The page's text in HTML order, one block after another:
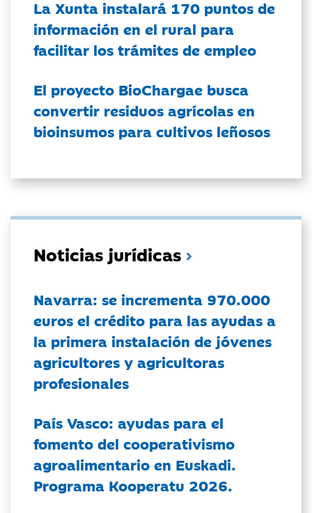
La Xunta instalará 170 puntos de
información en el rural para
facilitar los trámites de empleo
El proyecto BioChargae busca
convertir residuos agrícolas en
bioinsumos para cultivos leñosos
Noticias jurídicas
Navarra: se incrementa 970.000
euros el crédito para las ayudas a
la primera instalación de jóvenes
agricultores y agricultoras
profesionales
País Vasco: ayudas para el
fomento del cooperativismo
agroalimentario en Euskadi.
Programa Kooperatu 2026.